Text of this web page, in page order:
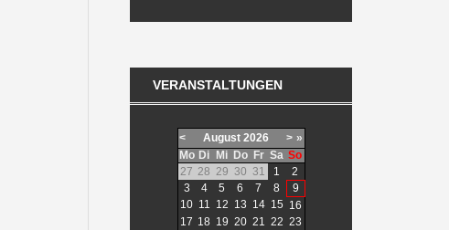
VERANSTALTUNGEN
< August 2026 > »
Mo Di Mi Do Fr Sa So
27 28 29 30 31 1
2
3
4 5 6 7 8
9
10 11 12 13 14 15 16
17 18 19 20 21 22 23